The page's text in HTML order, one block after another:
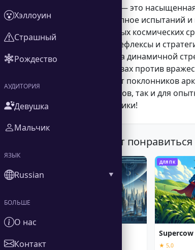
Forbidden Galaxy — это
приключение, полное испытаний
различных опасных космических
проверят ваши рефлексы и
сосредоточены на динамичной
интенсивных битвах против
Galaxy привлекает поклонников
казуальных игроков, так и для
Запретной Галактики!
Вам также может понравиться
★ 5,0
ДЛЯ ПК
Supercow
★ 5,0
Хэллоуин
Страшный
Рождество
АУДИТОРИЯ
Девушка
Мальчик
ЯЗЫК
Russian
БОЛЬШЕ
О нас
Контакт